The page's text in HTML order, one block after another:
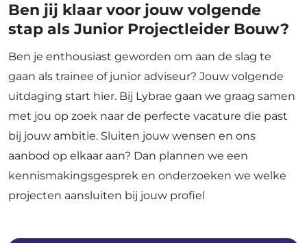
Ben jij klaar voor jouw volgende
stap als Junior Projectleider Bouw?
Ben je enthousiast geworden om aan de slag te
gaan als trainee of junior adviseur? Jouw volgende
uitdaging start hier. Bij Lybrae gaan we graag samen
met jou op zoek naar de perfecte vacature die past
bij jouw ambitie. Sluiten jouw wensen en ons
aanbod op elkaar aan? Dan plannen we een
kennismakingsgesprek en onderzoeken we welke
projecten aansluiten bij jouw profiel